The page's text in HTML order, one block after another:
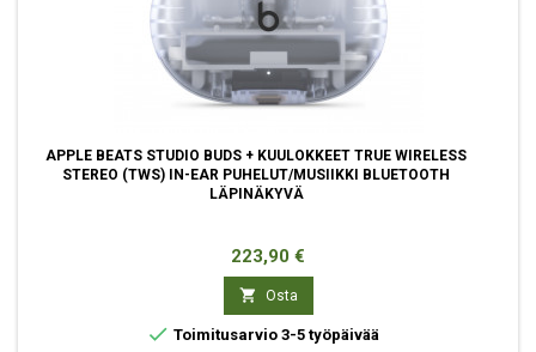
APPLE BEATS STUDIO BUDS + KUULOKKEET TRUE WIRELESS
STEREO (TWS) IN-EAR PUHELUT/MUSIIKKI BLUETOOTH
LÄPINÄKYVÄ
Hinta
223,90 €
 Osta
 Toimitusarvio 3-5 työpäivää